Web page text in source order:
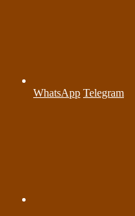
WhatsApp Telegram